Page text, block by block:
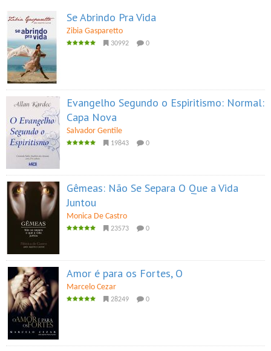
Se Abrindo Pra Vida
Zibia Gasparetto
30992 0
Evangelho Segundo o Espiritismo: Normal:
Capa Nova
Salvador Gentile
19843 0
Gêmeas: Não Se Separa O Que a Vida
Juntou
Monica De Castro
23573 0
Amor é para os Fortes, O
Marcelo Cezar
28249 0